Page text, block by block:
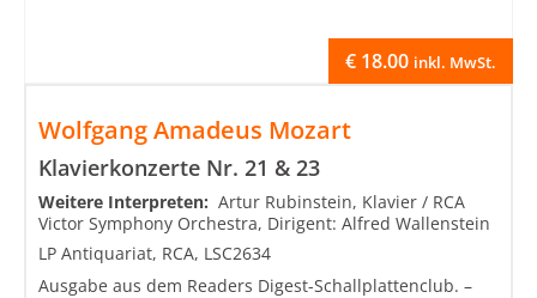
Wolfgang Amadeus Mozart
Klavierkonzerte Nr. 21 & 23
€ 18.00 inkl. MwSt.
Weitere Interpreten: Artur Rubinstein, Klavier / RCA
Victor Symphony Orchestra, Dirigent: Alfred Wallenstein
LP Antiquariat, RCA, LSC2634
Ausgabe aus dem Readers Digest-Schallplattenclub. –